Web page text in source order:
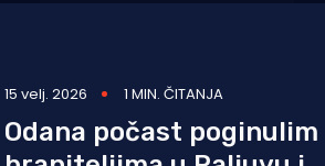
15 velj. 2026 1 MIN. ČITANJA
Odana počast poginulim